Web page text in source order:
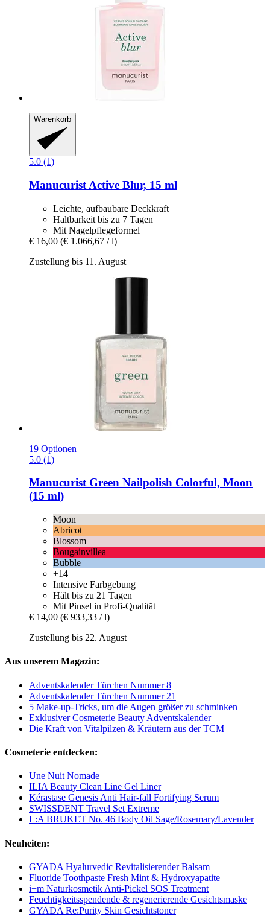
Warenkorb
5.0 (1)
Manucurist Active Blur, 15 ml
Leichte, aufbaubare Deckkraft
Haltbarkeit bis zu 7 Tagen
Mit Nagelpflegeformel
€ 16,00 (€ 1.066,67 / l)
Zustellung bis 11. August
19 Optionen
5.0 (1)
ManucuristGreen Nailpolish Colorful, Moon
(15 ml)
Moon
Abricot
Blossom
Bougainvillea
Bubble
+14
Intensive Farbgebung
Hält bis zu 21 Tagen
Mit Pinsel in Profi-Qualität
€ 14,00 (€ 933,33 / l)
Zustellung bis 22. August
Aus unserem Magazin:
Adventskalender Türchen Nummer 8
Adventskalender Türchen Nummer 21
5 Make-up-Tricks, um die Augen größer zu schminken
Exklusiver Cosmeterie Beauty Adventskalender
Die Kraft von Vitalpilzen & Kräutern aus der TCM
Cosmeterie entdecken:
Une Nuit Nomade
ILIA Beauty Clean Line Gel Liner
Kérastase Genesis Anti Hair-fall Fortifying Serum
SWISSDENT Travel Set Extreme
L:A BRUKET No. 46 Body Oil Sage/Rosemary/Lavender
Neuheiten:
GYADA Hyalurvedic Revitalisierender Balsam
Fluoride Toothpaste Fresh Mint & Hydroxyapatite
i+m Naturkosmetik Anti-Pickel SOS Treatment
Feuchtigkeitsspendende & regenerierende Gesichtsmaske
GYADA Re:Purity Skin Gesichtstoner